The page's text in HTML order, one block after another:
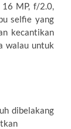
16 MP, f/2.0,
selfie yang
kecantikan
walau untuk
dibelakang